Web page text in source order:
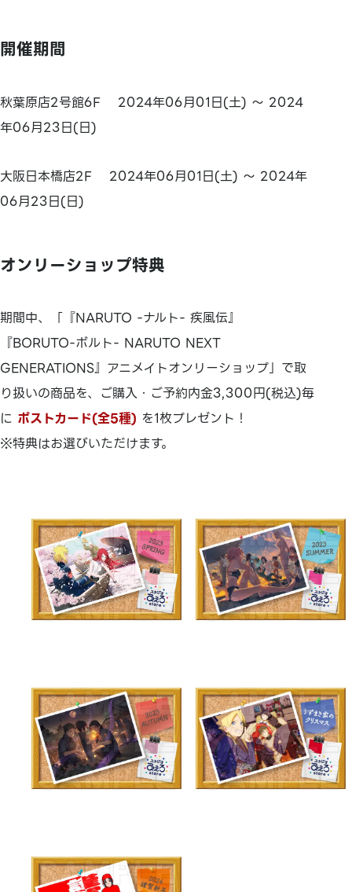
開催期間
秋葉原店2号館6F 2024年06月01日(土) ～ 2024
年06月23日(日)
大阪日本橋店2F 2024年06月01日(土) ～ 2024年
06月23日(日)
オンリーショップ特典
期間中、「『NARUTO -ナルト- 疾風伝』
『BORUTO-ボルト- NARUTO NEXT
GENERATIONS』アニメイトオンリーショップ」で取
り扱いの商品を、ご購入・ご予約内金3,300円(税込)毎
に ポストカード(全5種) を1枚プレゼント！
※特典はお選びいただけます。